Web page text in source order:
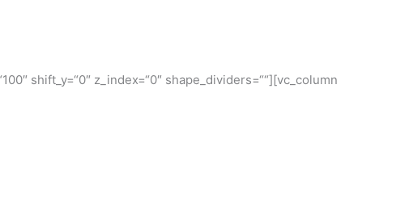
shift_y=“0″ z_index=“0″ shape_dividers=““][vc_column